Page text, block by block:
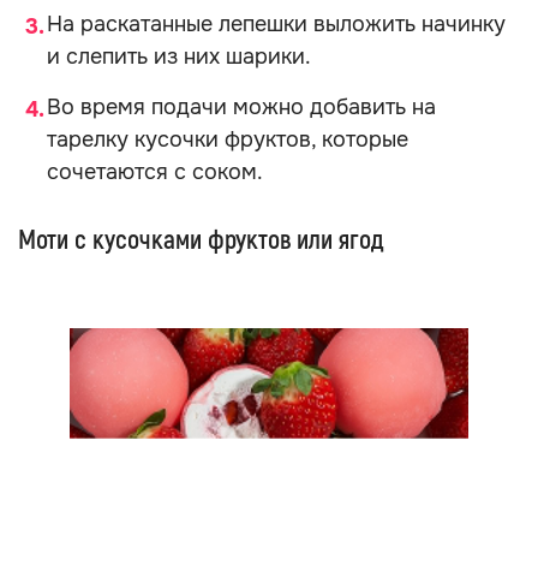
На раскатанные лепешки выложить начинку
и слепить из них шарики.
Во время подачи можно добавить на
тарелку кусочки фруктов, которые
сочетаются с соком.
Моти с кусочками фруктов или ягод